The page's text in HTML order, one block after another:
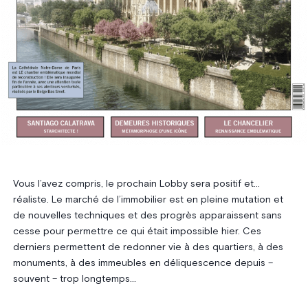
Vous l’avez compris, le prochain Lobby sera positif et…
réaliste. Le marché de l’immobilier est en pleine mutation et
de nouvelles techniques et des progrès apparaissent sans
cesse pour permettre ce qui était impossible hier. Ces
derniers permettent de redonner vie à des quartiers, à des
monuments, à des immeubles en déliquescence depuis –
souvent – trop longtemps…